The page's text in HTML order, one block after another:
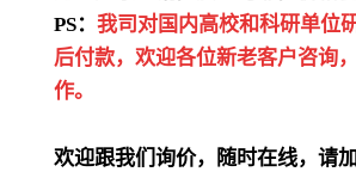
PS： 我司对国内高校和科研单位
后付款，欢迎各位新老客户咨询
作。
欢迎跟我们询价，随时在线，请